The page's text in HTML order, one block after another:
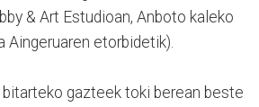
& Art Estudioan, Anboto kaleko
Aingeruaren etorbidetik).
gazteek toki berean beste